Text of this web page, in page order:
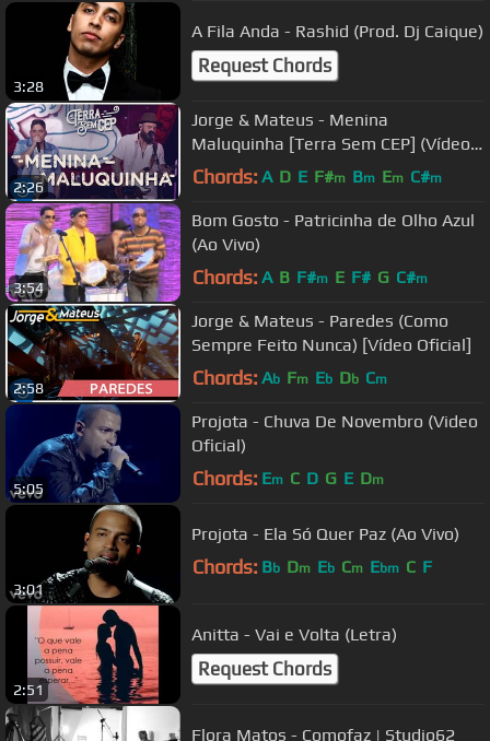
3:28
A Fila Anda - Rashid (Prod. Dj Caique)
Request Chords
2:26
Jorge & Mateus - Menina
Maluquinha [Terra Sem CEP] (Vídeo
Oficial)
Chords: A D E F#m Bm Em C#m
3:54
Bom Gosto - Patricinha de Olho Azul
(Ao Vivo)
Chords: A B F#m E F# G C#m
2:58
Jorge & Mateus - Paredes (Como
Sempre Feito Nunca) [Vídeo Oficial]
Chords: Ab Fm Eb Db Cm
5:05
Projota - Chuva De Novembro (Video
Oficial)
Chords: Em C D G E Dm
3:01
Projota - Ela Só Quer Paz (Ao Vivo)
Chords: Bb Dm Eb Cm Ebm C F
2:51
Anitta - Vai e Volta (Letra)
Request Chords
Flora Matos - Comofaz | Studio62